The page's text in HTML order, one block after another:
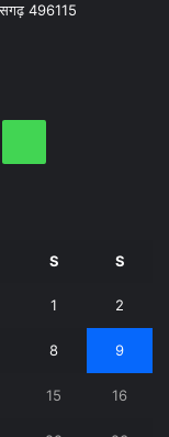
496115
S S
1 2
8 9
15 16